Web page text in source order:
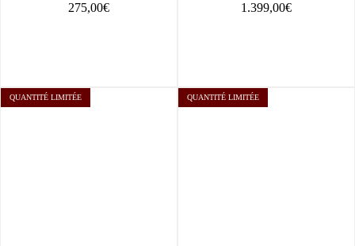
275,00€ 1.399,00€
QUANTITÉ LIMITÉE QUANTITÉ LIMITÉE